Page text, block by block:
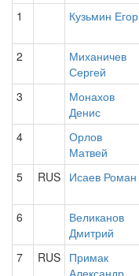
1
Кузьмин Егор
2
Миханичев
Сергей
3
Монахов
Денис
4
Орлов
Матвей
5 RUS Исаев Роман
6
Великанов
Дмитрий
7 RUS Примак
Александр